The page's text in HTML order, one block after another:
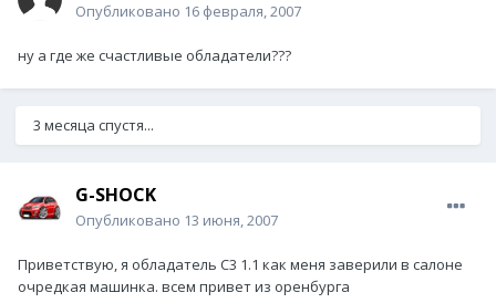
Опубликовано 16 февраля, 2007
ну а где же счастливые обладатели???
3 месяца спустя...
G-SHOCK
Опубликовано 13 июня, 2007
Приветствую, я обладатель С3 1.1 как меня заверили в салоне
очредкая машинка. всем привет из оренбурга